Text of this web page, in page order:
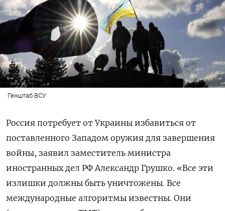
Генштаб ВСУ
Россия потребует от Украины избавиться от
поставленного Западом оружия для завершения
войны, заявил заместитель министра
иностранных дел РФ Александр Грушко. «Все эти
излишки должны быть уничтожены. Все
международные алгоритмы известны. Они